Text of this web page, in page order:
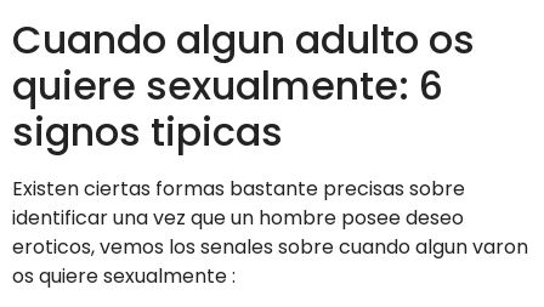
Cuando algun adulto os
quiere sexualmente: 6
signos tipicas
Existen ciertas formas bastante precisas sobre
identificar una vez que un hombre posee deseo
eroticos, vemos los senales sobre cuando algun varon
os quiere sexualmente :